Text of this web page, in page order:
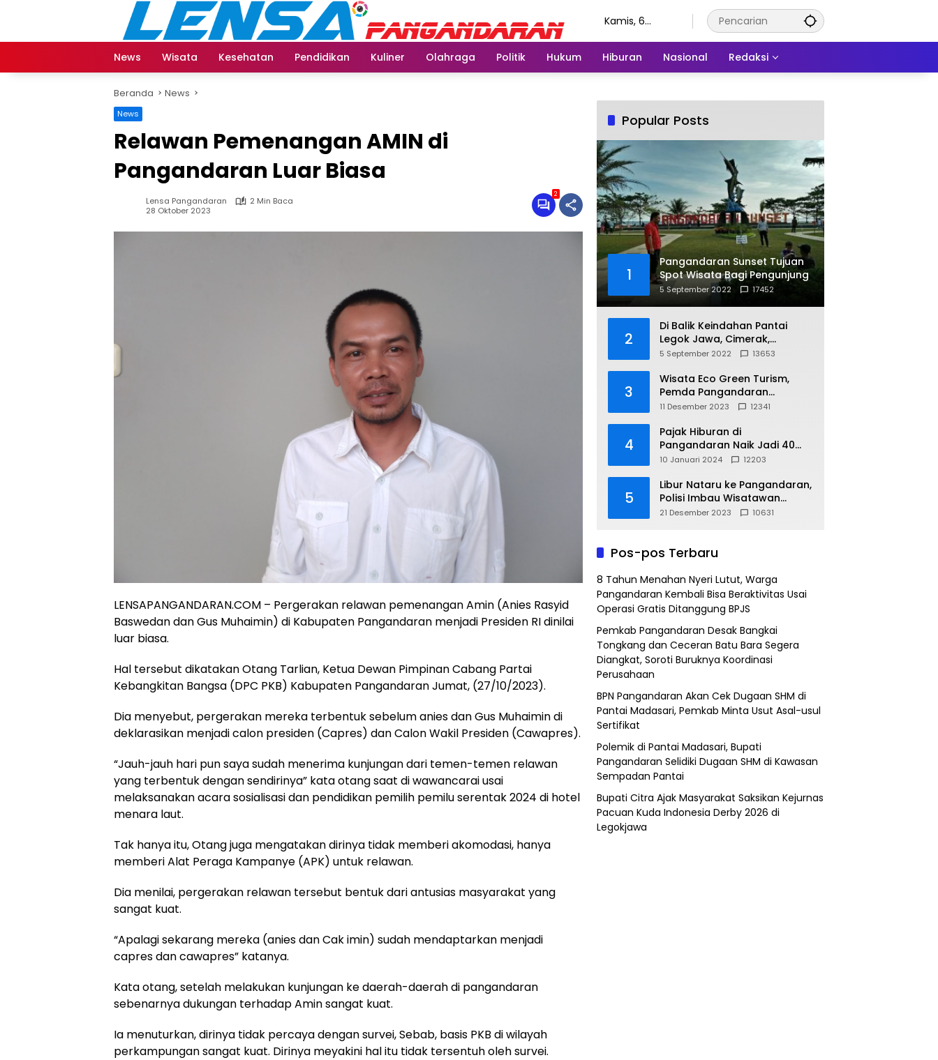
Kamis, 6
News
Wisata Kesehatan Pendidikan Kuliner Olahraga Politik Hukum Hiburan Nasional Redaksi
Beranda News
News
Relawan Pemenangan AMIN di
Pangandaran Luar Biasa
Lensa Pangandaran
2 Min Baca
28 Oktober 2023
2
LENSAPANGANDARAN.COM – Pergerakan relawan pemenangan Amin (Anies Rasyid
Baswedan dan Gus Muhaimin) di Kabupaten Pangandaran menjadi Presiden RI dinilai
luar biasa.
Hal tersebut dikatakan Otang Tarlian, Ketua Dewan Pimpinan Cabang Partai
Kebangkitan Bangsa (DPC PKB) Kabupaten Pangandaran Jumat, (27/10/2023).
Dia menyebut, pergerakan mereka terbentuk sebelum anies dan Gus Muhaimin di
deklarasikan menjadi calon presiden (Capres) dan Calon Wakil Presiden (Cawapres).
“Jauh-jauh hari pun saya sudah menerima kunjungan dari temen-temen relawan
yang terbentuk dengan sendirinya” kata otang saat di wawancarai usai
melaksanakan acara sosialisasi dan pendidikan pemilih pemilu serentak 2024 di hotel
menara laut.
Tak hanya itu, Otang juga mengatakan dirinya tidak memberi akomodasi, hanya
memberi Alat Peraga Kampanye (APK) untuk relawan.
Dia menilai, pergerakan relawan tersebut bentuk dari antusias masyarakat yang
sangat kuat.
“Apalagi sekarang mereka (anies dan Cak imin) sudah mendaptarkan menjadi
capres dan cawapres” katanya.
Kata otang, setelah melakukan kunjungan ke daerah-daerah di pangandaran
sebenarnya dukungan terhadap Amin sangat kuat.
Ia menuturkan, dirinya tidak percaya dengan survei, Sebab, basis PKB di wilayah
perkampungan sangat kuat. Dirinya meyakini hal itu tidak tersentuh oleh survei.
Popular Posts
1
Pangandaran Sunset Tujuan
Spot Wisata Bagi Pengunjung
5 September 2022 17452
2
Di Balik Keindahan Pantai
Legok Jawa, Cimerak,
Pangandaran
5 September 2022 13653
3
Wisata Eco Green Turism,
Pemda Pangandaran
Gandeng PLN
11 Desember 2023 12341
4
Pajak Hiburan di
Pangandaran Naik Jadi 40
Persen
10 Januari 2024 12203
5
Libur Nataru ke Pangandaran,
Polisi Imbau Wisatawan
Gunakan Jalur Arteri
21 Desember 2023 10631
Pos-pos Terbaru
8 Tahun Menahan Nyeri Lutut, Warga
Pangandaran Kembali Bisa Beraktivitas Usai
Operasi Gratis Ditanggung BPJS
Pemkab Pangandaran Desak Bangkai
Tongkang dan Ceceran Batu Bara Segera
Diangkat, Soroti Buruknya Koordinasi
Perusahaan
BPN Pangandaran Akan Cek Dugaan SHM di
Pantai Madasari, Pemkab Minta Usut Asal-usul
Sertifikat
Polemik di Pantai Madasari, Bupati
Pangandaran Selidiki Dugaan SHM di Kawasan
Sempadan Pantai
Bupati Citra Ajak Masyarakat Saksikan Kejurnas
Pacuan Kuda Indonesia Derby 2026 di
Legokjawa